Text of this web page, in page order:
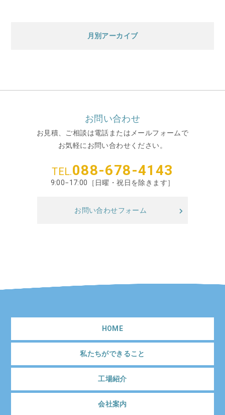
月別アーカイブ
お問い合わせ
お見積、ご相談は電話またはメールフォームで
お気軽にお問い合わせください。
TEL.088-678-4143
9:00−17:00［日曜・祝日を除きます］
お問い合わせフォーム
HOME
私たちができること
工場紹介
会社案内